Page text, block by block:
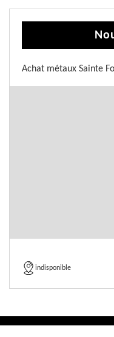
Achat métaux Sainte
indisponible